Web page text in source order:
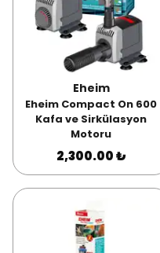
Eheim
Eheim Compact On 600
Kafa ve Sirkülasyon
Motoru
2,300.00 ₺